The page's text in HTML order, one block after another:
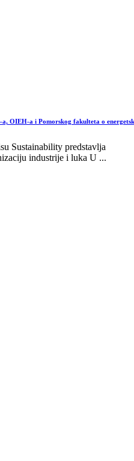
OIEH-a i Pomorskog fakulteta o
Sustainability predstavlja
industrije i luka U ...